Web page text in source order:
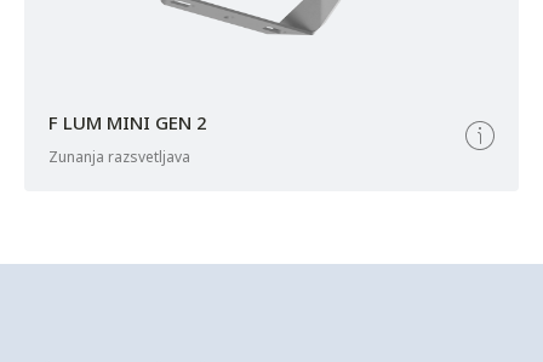
F LUM MINI GEN 2
zunanja razsvetljava